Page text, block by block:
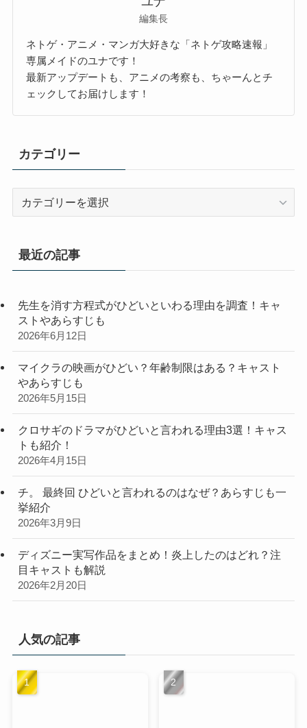
編集長
ネトゲ・アニメ・マンガ大好きな「ネトゲ攻略速報」
専属メイドのユナです！
最新アップデートも、アニメの考察も、ちゃーんとチ
ェックしてお届けします！
カテゴリー
リ
最近の記事
先生を消す方程式がひどいといわる理由を調査！キャ
ストやあらすじも
2026年6月12日
マイクラの映画がひどい？年齢制限はある？キャスト
やあらすじも
2026年5月15日
クロサギのドラマがひどいと言われる理由3選！キャス
トも紹介！
2026年4月15日
チ。 最終回 ひどいと言われるのはなぜ？あらすじも一
挙紹介
2026年3月9日
ディズニー実写作品をまとめ！炎上したのはどれ？注
目キャストも解説
2026年2月20日
人気の記事